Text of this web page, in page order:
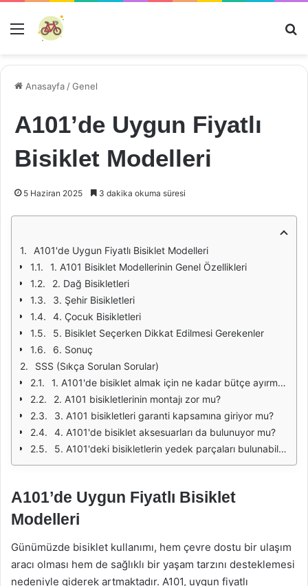
Menü
Anasayfa /Genel
A101’de Uygun Fiyatlı
Bisiklet Modelleri
5 Haziran 2025 3 dakika okuma süresi
A101'de Uygun Fiyatlı Bisiklet Modelleri
1. A101 Bisiklet Modellerinin Genel Özellikleri
2. Dağ Bisikletleri
3. Şehir Bisikletleri
4. Çocuk Bisikletleri
5. Bisiklet Seçerken Dikkat Edilmesi Gerekenler
6. Sonuç
SSS (Sıkça Sorulan Sorular)
1. A101'de bisiklet almak için ne kadar bütçe ayırmalıyım?
2. A101 bisikletlerinin montajı zor mu?
3. A101 bisikletleri garanti kapsamına giriyor mu?
4. A101'de bisiklet aksesuarları da bulunuyor mu?
5. A101'deki bisikletlerin yedek parçaları bulunabiliyor mu?
A101’de Uygun Fiyatlı Bisiklet
Modelleri
Günümüzde bisiklet kullanımı, hem çevre dostu bir ulaşım
aracı olması hem de sağlıklı bir yaşam tarzını desteklemesi
nedeniyle giderek artmaktadır. A101, uygun fiyatlı